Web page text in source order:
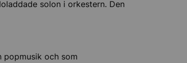
solon i orkestern. Den
och som